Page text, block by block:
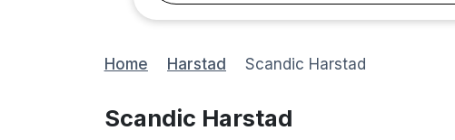
Home Harstad Scandic Harstad
Scandic Harstad